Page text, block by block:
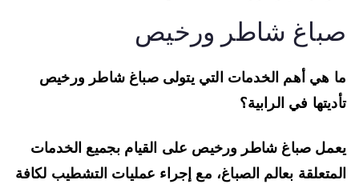
شاطر ورخيص
هي أهم الخدمات التي يتولى صباغ شاطر ورخيص
في الرابية؟
صباغ شاطر ورخيص على القيام بجميع الخدمات
بعالم الصباغ، مع إجراء عمليات التشطيب لكافة